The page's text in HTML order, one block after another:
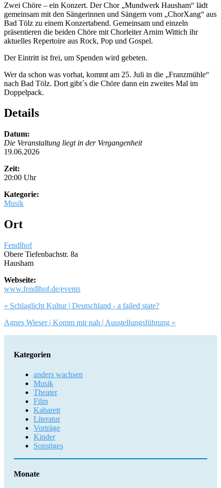
Zwei Chöre – ein Konzert. Der Chor „Mundwerk Hausham“ lädt
gemeinsam mit den Sängerinnen und Sängern vom „ChorXang“ aus
Bad Tölz zu einem Konzertabend. Gemeinsam und einzeln
präsentieren die beiden Chöre mit Chorleiter Arnim Wittich ihr
aktuelles Repertoire aus Rock, Pop und Gospel.
Der Eintritt ist frei, um Spenden wird gebeten.
Wer da schon was vorhat, kommt am 25. Juli in die „Franzmühle“
nach Bad Tölz. Dort gibt´s die Chöre dann ein zweites Mal im
Doppelpack.
Details
Datum:
Die Veranstaltung liegt in der Vergangenheit
19.06.2026
Zeit:
20:00 Uhr
Kategorie:
Musik
Ort
Fendlhof
Obere Tiefenbachstr. 8a
Hausham
Webseite:
www.fendlhof.de/events
Artikel-
« Schlaglicht Kultur | Deutschland - a failed state?
Agnes Wieser | Komm mir nah | Ausstellungsführung »
Kategorien
anders wachsen
Musik
Theater
Film
Kabarett
Literatur
Vorträge
Kinder
Sonstiges
Monate